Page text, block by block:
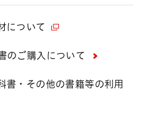
について
のご購入について
書・その他の書籍等の利用